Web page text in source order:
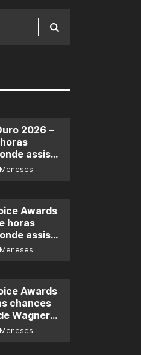
2026 –
assistir
Awards
horas
assistir
Awards
chances
Wagner
Agente